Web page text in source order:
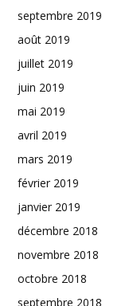
septembre 2019
août 2019
juillet 2019
juin 2019
mai 2019
avril 2019
mars 2019
février 2019
janvier 2019
décembre 2018
novembre 2018
octobre 2018
septembre 2018